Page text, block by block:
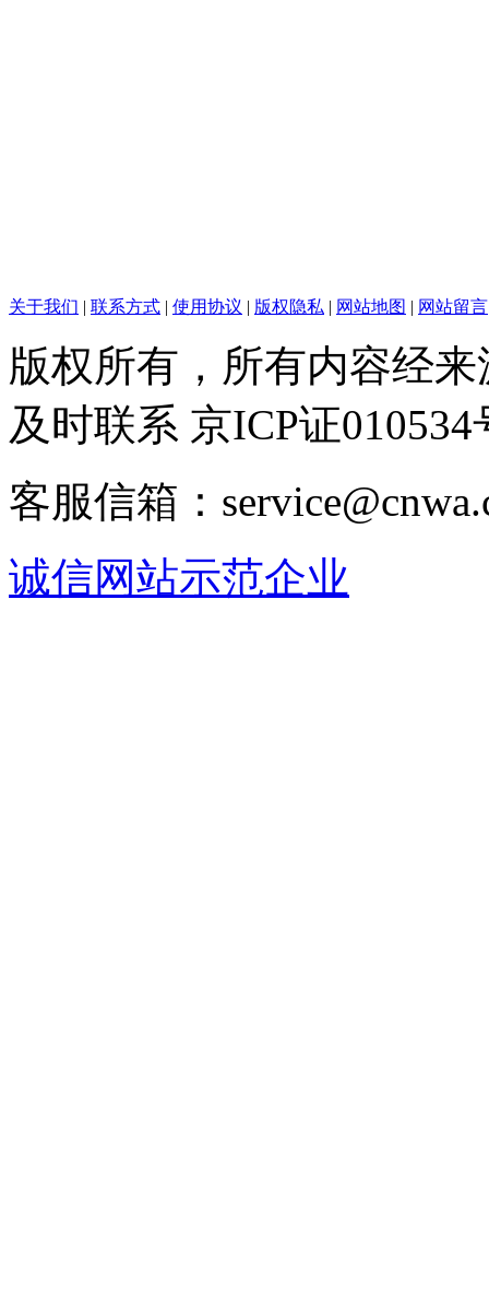
关于我们 | 联系方式 | 使用协议 | 版权隐私 | 网站地图 | 网站留言
版权所有，所有内容经
及时联系 京ICP证010534
客服信箱：
诚信网站示范企业